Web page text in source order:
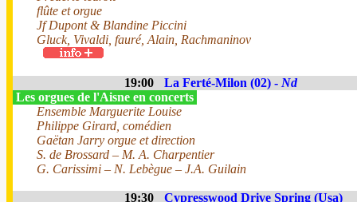
flûte et orgue
Jf Dupont & Blandine Piccini
Gluck, Vivaldi, fauré, Alain, Rachmaninov
19:00 La Ferté-Milon (02) - Nd
Les orgues de l'Aisne en concerts
Ensemble Marguerite Louise
Philippe Girard, comédien
Gaëtan Jarry orgue et direction
S. de Brossard – M. A. Charpentier
G. Carissimi – N. Lebègue – J.A. Guilain
19:30
Cypresswood Drive Spring (Usa)